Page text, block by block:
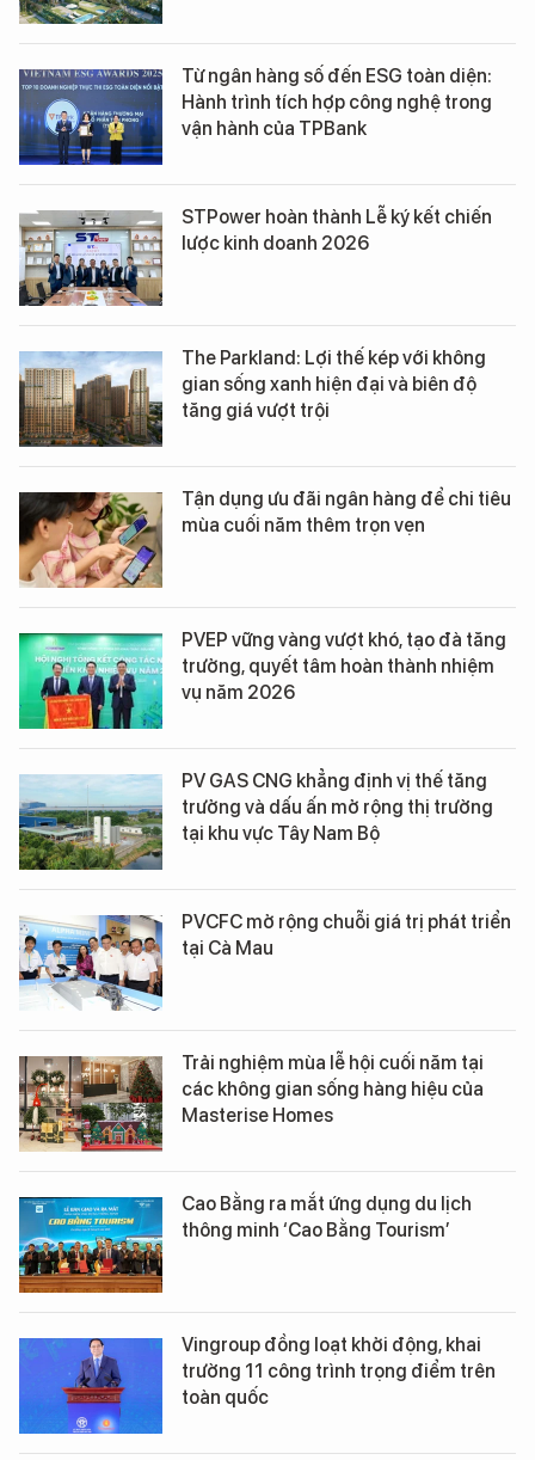
Từ ngân hàng số đến ESG toàn diện:
Hành trình tích hợp công nghệ trong
vận hành của TPBank
STPower hoàn thành Lễ ký kết chiến
lược kinh doanh 2026
The Parkland: Lợi thế kép với không
gian sống xanh hiện đại và biên độ
tăng giá vượt trội
Tận dụng ưu đãi ngân hàng để chi tiêu
mùa cuối năm thêm trọn vẹn
PVEP vững vàng vượt khó, tạo đà tăng
trưởng, quyết tâm hoàn thành nhiệm
vụ năm 2026
PV GAS CNG khẳng định vị thế tăng
trưởng và dấu ấn mở rộng thị trường
tại khu vực Tây Nam Bộ
PVCFC mở rộng chuỗi giá trị phát triển
tại Cà Mau
Trải nghiệm mùa lễ hội cuối năm tại
các không gian sống hàng hiệu của
Masterise Homes
Cao Bằng ra mắt ứng dụng du lịch
thông minh ‘Cao Bằng Tourism’
Vingroup đồng loạt khởi động, khai
trường 11 công trình trọng điểm trên
toàn quốc